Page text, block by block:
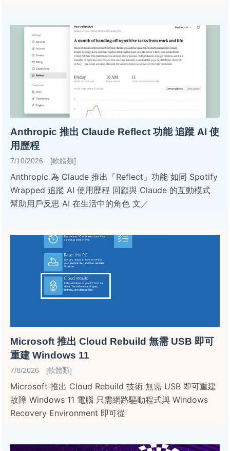
Anthropic 推出 Claude Reflect 功能 追蹤 AI 使
用歷程
7/10/2026 [軟體類]
Anthropic 為 Claude 推出「Reflect」功能 如同 Spotify
Wrapped 追蹤 AI 使用歷程 回顧與 Claude 的互動模式
幫助用戶反思 AI 在生活中的角色 文／
Microsoft 推出 Cloud Rebuild 無需 USB 即可
重建 Windows 11
7/8/2026 [軟體類]
Microsoft 推出 Cloud Rebuild 技術 無需 USB 即可重建
故障 Windows 11 電腦 只需網路驅動程式與 Windows
Recovery Environment 即可從